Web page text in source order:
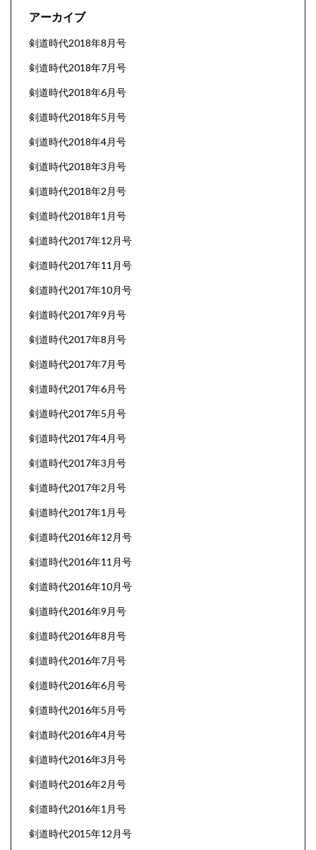
アーカイブ
剣道時代2018年8月号
剣道時代2018年7月号
剣道時代2018年6月号
剣道時代2018年5月号
剣道時代2018年4月号
剣道時代2018年3月号
剣道時代2018年2月号
剣道時代2018年1月号
剣道時代2017年12月号
剣道時代2017年11月号
剣道時代2017年10月号
剣道時代2017年9月号
剣道時代2017年8月号
剣道時代2017年7月号
剣道時代2017年6月号
剣道時代2017年5月号
剣道時代2017年4月号
剣道時代2017年3月号
剣道時代2017年2月号
剣道時代2017年1月号
剣道時代2016年12月号
剣道時代2016年11月号
剣道時代2016年10月号
剣道時代2016年9月号
剣道時代2016年8月号
剣道時代2016年7月号
剣道時代2016年6月号
剣道時代2016年5月号
剣道時代2016年4月号
剣道時代2016年3月号
剣道時代2016年2月号
剣道時代2016年1月号
剣道時代2015年12月号